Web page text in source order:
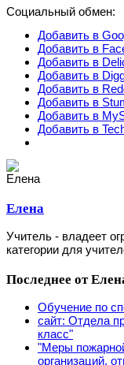
Социальный обмен:
Добавить в
Добавить в
Добавить в
Добавить в
Добавить в
Добавить в
Добавить в
Добавить в
Елена
Учитель - владеет
категории для
Последнее от
Обучение по
сайт: Отдела
класс"
"Меры
организаций,